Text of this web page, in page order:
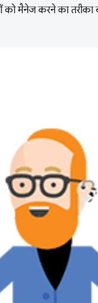
को मैनेज करने का तरीका